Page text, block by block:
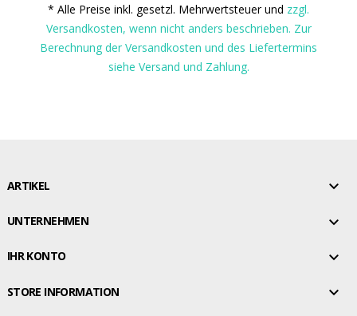
* Alle Preise inkl. gesetzl. Mehrwertsteuer und zzgl.
Versandkosten, wenn nicht anders beschrieben. Zur
Berechnung der Versandkosten und des Liefertermins
siehe Versand und Zahlung.
ARTIKEL 
UNTERNEHMEN 
IHR KONTO 
STORE INFORMATION 